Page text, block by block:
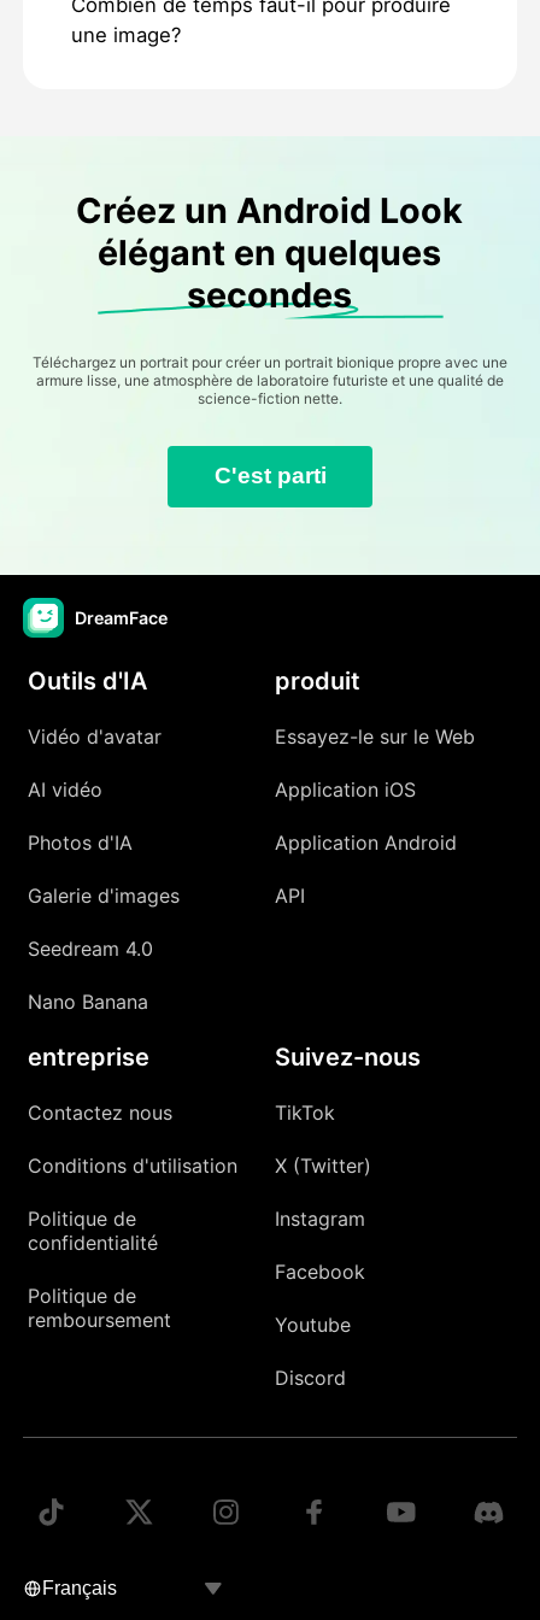
Combien de temps faut-il pour produire
une image?
Créez un Android Look
élégant en quelques
secondes
Téléchargez un portrait pour créer un portrait bionique propre avec une
armure lisse, une atmosphère de laboratoire futuriste et une qualité de
science-fiction nette.
C'est parti
DreamFace
Outils d'IA
Vidéo d'avatar
AI vidéo
Photos d'IA
Galerie d'images
Seedream 4.0
Nano Banana
produit
Essayez-le sur le Web
Application iOS
Application Android
API
entreprise
Contactez nous
Conditions d'utilisation
Politique de
confidentialité
Politique de
remboursement
Suivez-nous
TikTok
X (Twitter)
Instagram
Facebook
Youtube
Discord